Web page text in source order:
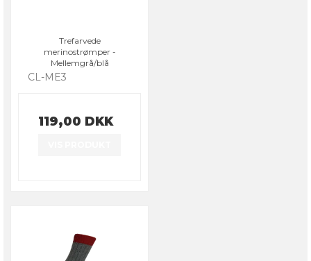
Trefarvede
merinostrømper -
Mellemgrå/blå
CL-ME3
119,00 DKK